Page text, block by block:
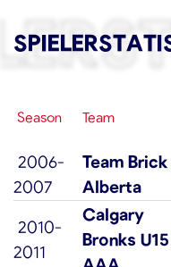
Season Team
2006-
2007
Team Brick
Alberta
2010-
2011
Calgary
Bronks U15